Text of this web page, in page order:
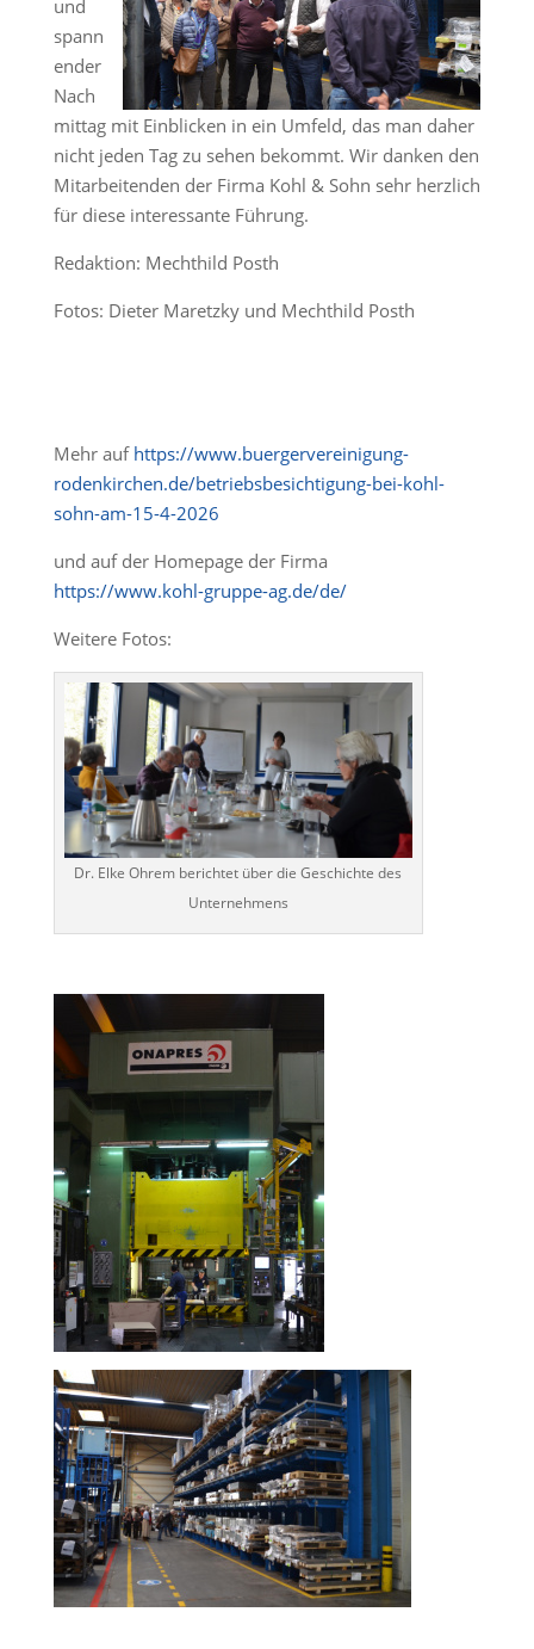
und
spann
ender
Nach
mittag mit Einblicken in ein Umfeld, das man daher
nicht jeden Tag zu sehen bekommt. Wir danken den
Mitarbeitenden der Firma Kohl & Sohn sehr herzlich
für diese interessante Führung.
Redaktion: Mechthild Posth
Fotos: Dieter Maretzky und Mechthild Posth
Mehr auf https://www.buergervereinigung-
rodenkirchen.de/betriebsbesichtigung-bei-kohl-
sohn-am-15-4-2026
und auf der Homepage der Firma
https://www.kohl-gruppe-ag.de/de/
Weitere Fotos:
Dr. Elke Ohrem berichtet über die Geschichte des
Unternehmens